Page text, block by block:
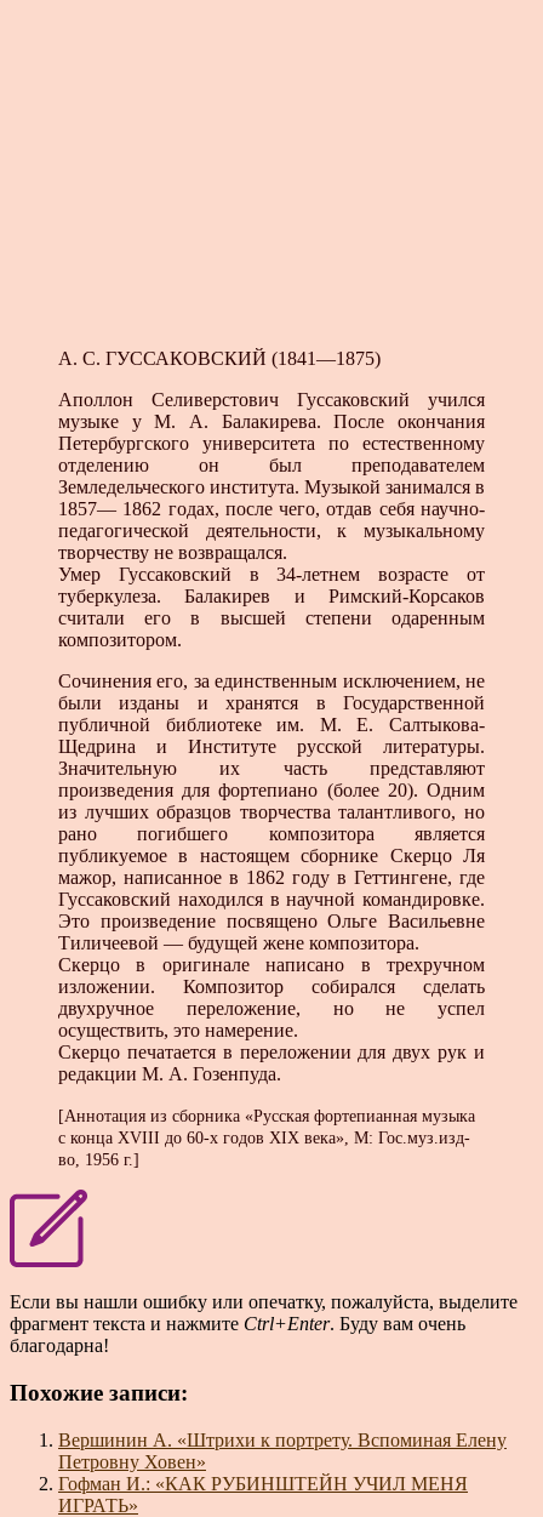
А. С. ГУССАКОВСКИЙ (1841—1875)
Аполлон Селиверстович Гуссаковский учился
музыке у М. А. Балакирева. После окончания
Петербургского университета по естественному
отделению он был преподавателем
Земледельческого института. Музыкой занимался в
1857— 1862 годах, после чего, отдав себя научно-
педагогической деятельности, к музыкальному
творчеству не возвращался.
Умер Гуссаковский в 34-летнем возрасте от
туберкулеза. Балакирев и Римский-Корсаков
считали его в высшей степени одаренным
композитором.
Сочинения его, за единственным исключением, не
были изданы и хранятся в Государственной
публичной библиотеке им. М. Е. Салтыкова-
Щедрина и Институте русской литературы.
Значительную их часть представляют
произведения для фортепиано (более 20). Одним
из лучших образцов творчества талантливого, но
рано погибшего композитора является
публикуемое в настоящем сборнике Скерцо Ля
мажор, написанное в 1862 году в Геттингене, где
Гуссаковский находился в научной командировке.
Это произведение посвящено Ольге Васильевне
Тиличеевой — будущей жене композитора.
Скерцо в оригинале написано в трехручном
изложении. Композитор собирался сделать
двухручное переложение, но не успел
осуществить, это намерение.
Скерцо печатается в переложении для двух рук и
редакции М. А. Гозенпуда.
[Аннотация из сборника «Русская фортепианная музыка
с конца XVIII до 60-х годов XIX века», М: Гос.муз.изд-
во, 1956 г.]
Если вы нашли ошибку или опечатку, пожалуйста, выделите
фрагмент текста и нажмите Ctrl+Enter. Буду вам очень
благодарна!
Похожие записи:
Вершинин А. «Штрихи к портрету. Вспоминая Елену
Петровну Ховен»
Гофман И.: «КАК РУБИНШТЕЙН УЧИЛ МЕНЯ
ИГРАТЬ»